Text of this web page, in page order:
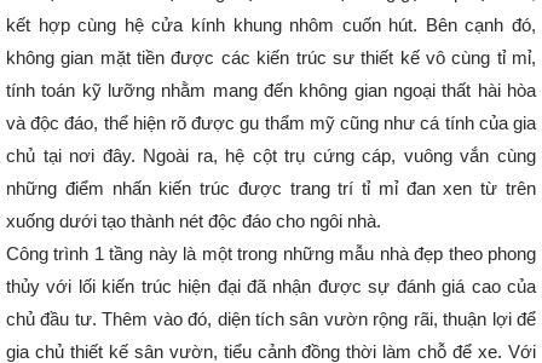
kết hợp cùng hệ cửa kính khung nhôm cuốn hút. Bên cạnh đó,
không gian mặt tiền được các kiến trúc sư thiết kế vô cùng tỉ mỉ,
tính toán kỹ lưỡng nhằm mang đến không gian ngoại thất hài hòa
và độc đáo, thể hiện rõ được gu thẩm mỹ cũng như cá tính của gia
chủ tại nơi đây. Ngoài ra, hệ cột trụ cứng cáp, vuông vắn cùng
những điểm nhấn kiến trúc được trang trí tỉ mỉ đan xen từ trên
xuống dưới tạo thành nét độc đáo cho ngôi nhà.
Công trình 1 tầng này là một trong những mẫu nhà đẹp theo phong
thủy với lối kiến trúc hiện đại đã nhận được sự đánh giá cao của
chủ đầu tư. Thêm vào đó, diện tích sân vườn rộng rãi, thuận lợi để
gia chủ thiết kế sân vườn, tiểu cảnh đồng thời làm chỗ để xe. Với